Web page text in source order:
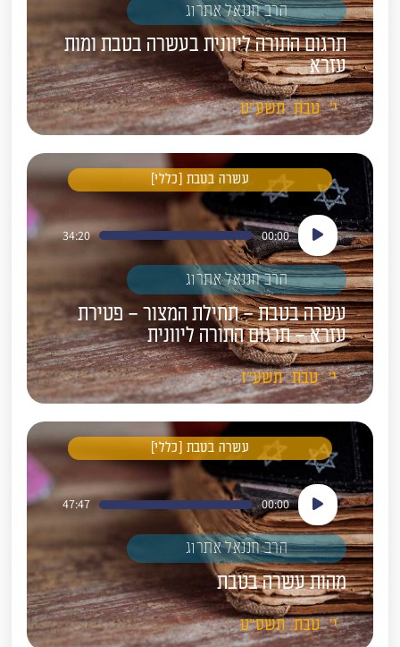
הרב חננאל אתרוג
תרגום התורה ליוונית בעשרה בטבת ומות
עזרא
י' טבת תשע"ט
עשרה בטבת [כללי]
נגן
אודיו
00:00
34:20
הרב חננאל אתרוג
עשרה בטבת – תחילת המצור – פטירת
עזרא – תרגום התורה ליוונית
י' טבת תשע"ז
עשרה בטבת [כללי]
נגן
אודיו
00:00
47:47
הרב חננאל אתרוג
מהות עשרה בטבת
י' טבת תשס"ט